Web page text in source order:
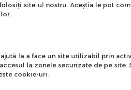
site-ul nostru. Aceștia le pot
la a face un site utilizabil prin
la zonele securizate de pe
cookie-uri.
te la newsletter
a primi cele mai noi